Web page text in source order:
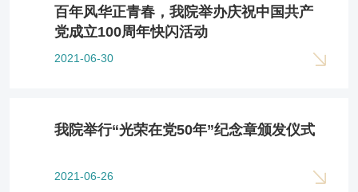
百年风华正青春，我院举办庆祝中国共产
党成立100周年快闪活动
2021-06-30
我院举行“光荣在党50年”纪念章颁发仪式
2021-06-26